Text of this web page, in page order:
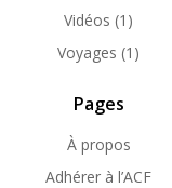
Vidéos (1)
Voyages (1)
Pages
À propos
Adhérer à l’ACF